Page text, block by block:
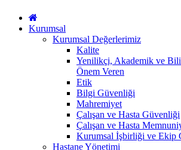
Kurumsal
Kurumsal Değerlerimiz
Kalite
Yenilikçi, Akademik ve
Önem Veren
Etik
Bilgi Güvenliği
Mahremiyet
Çalışan ve Hasta Güvenliği
Çalışan ve Hasta
Kurumsal İşbirliği ve Ekip
Hastane Yönetimi